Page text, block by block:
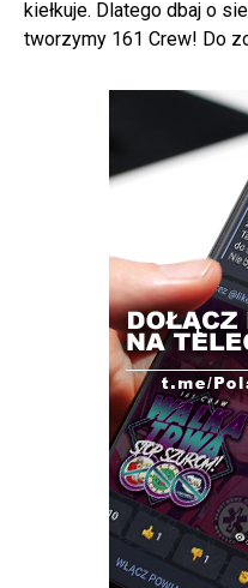
kiełkuje. Dlatego dbaj o
tworzymy 161 Crew! Do